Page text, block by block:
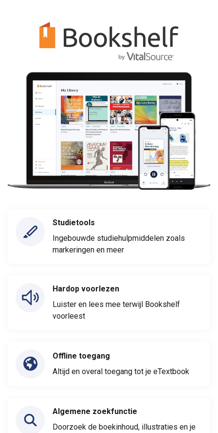
Studietools
Ingebouwde studiehulpmiddelen zoals
markeringen en meer
Hardop voorlezen
Luister en lees mee terwijl Bookshelf
voorleest
Offline toegang
Altijd en overal toegang tot je eTextbook
Algemene zoekfunctie
Doorzoek de boekinhoud, illustraties en je